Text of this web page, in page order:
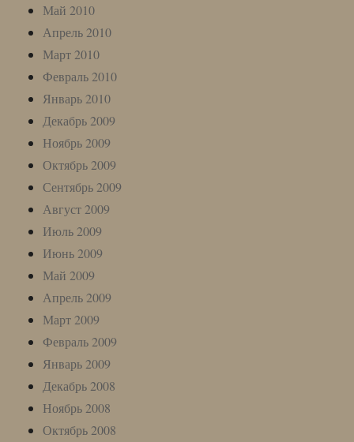
Май 2010
Апрель 2010
Март 2010
Февраль 2010
Январь 2010
Декабрь 2009
Ноябрь 2009
Октябрь 2009
Сентябрь 2009
Август 2009
Июль 2009
Июнь 2009
Май 2009
Апрель 2009
Март 2009
Февраль 2009
Январь 2009
Декабрь 2008
Ноябрь 2008
Октябрь 2008